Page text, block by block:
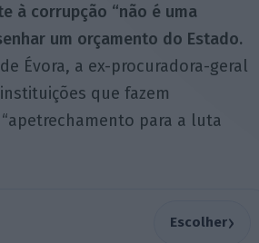
à corrupção “não é uma
um orçamento do Estado.
Évora, a ex-procuradora-geral
que fazem
para a luta
Escolher›